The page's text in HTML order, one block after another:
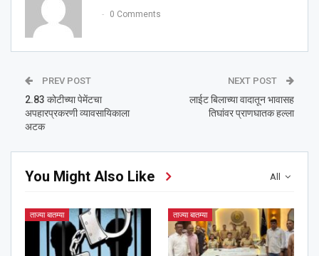
0 Comments
PREV POST
2.83 कोटीच्या पेमेंटचा
अपहारप्रकरणी व्यावसायिकाला
अटक
NEXT POST
लाईट बिलाच्या वादातून भावासह
तिघांवर प्राणघातक हल्ला
All
You Might Also Like
ताज्या बातम्या ताज्या बातम्या